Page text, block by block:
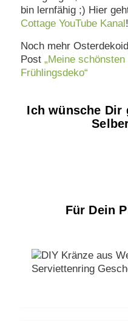
bin lernfähig ;) Hier
Cottage YouTube Kanal !
Noch mehr
Post „Meine schönsten
Frühlingsdeko“
Ich wünsche Dir
Für Dein